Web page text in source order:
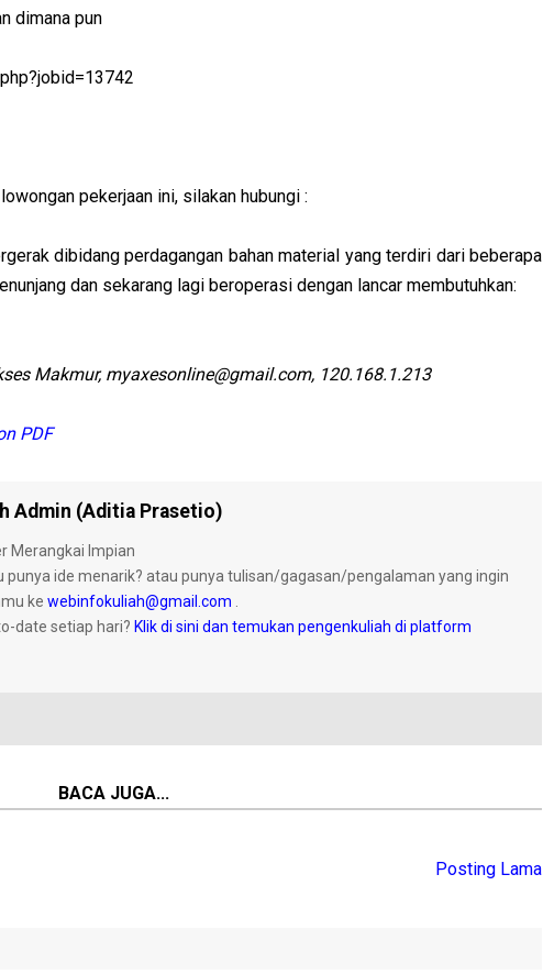
dimana pun
pekerjaan ini, silakan hubungi :
dibidang perdagangan bahan material yang terdiri dari beberapa
dan sekarang lagi beroperasi dengan lancar membutuhkan:
Makmur, myaxesonline@gmail.com, 120.168.1.213
PDF
Admin (Aditia Prasetio)
Merangkai Impian
punya ide menarik? atau punya tulisan/gagasan/pengalaman yang ingin
ke webinfokuliah@gmail.com
date setiap hari? Klik di sini dan temukan pengenkuliah di platform
BACA JUGA...
Posting Lama